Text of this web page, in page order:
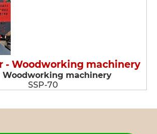
- Woodworking machinery
Woodworking machinery
SSP-70